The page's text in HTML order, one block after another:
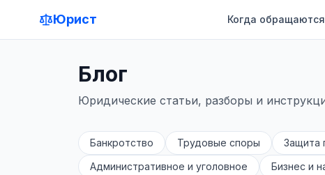
Юрист Когда обращаются
Блог
Юридические статьи, разборы и
Банкротство Трудовые споры Защита
Административное и уголовное
Бизнес и